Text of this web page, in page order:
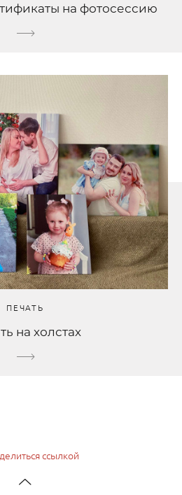
на фотосессию
ПЕЧАТЬ
на холстах
ссылкой